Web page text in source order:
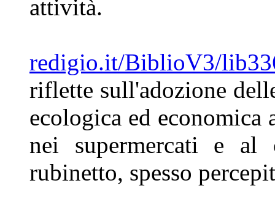
attività.
redigio.it/BiblioV3/
riflette sull'adozione
ecologica ed
nei supermercati e al
rubinetto, spesso